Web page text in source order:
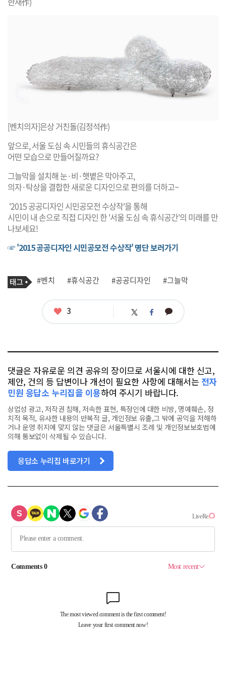
[벤치의자]은상 거친돌(김정석作)
앞으로, 서울 도심 속 시민들의 휴식공간은
어떤 모습으로 만들어질까요?
그늘막을 설치해 눈·비·햇볕은 막아주고,
의자·탁상을 결합한 새로운 디자인으로 편의를 더하고~
'2015 공공디자인 시민공모전 수상작'을 통해
시민이 내 손으로 직접 디자인 한 '서울 도심 속 휴식공간'의 미래를 만
나보세요!
☞ '2015 공공디자인 시민공모전 수상작' 명단 보러가기
기
사
태
그
#벤치 #휴식공간 #공공디자인 #그늘막
좋
3 트 페 카
댓글은 자유로운 의견 공유의 장이므로 서울시에 대한 신고,
제안, 건의 등 답변이나 개선이 필요한 사항에 대해서는 전자
민원 응답소 누리집을 이용하여 주시기 바랍니다.
상업성 광고, 저작권 침해, 저속한 표현, 특정인에 대한 비방, 명예훼손, 정
치적 목적, 유사한 내용의 반복적 글, 개인정보 유출,그 밖에 공익을 저해하
거나 운영 취지에 맞지 않는 댓글은 서울특별시 조례 및 개인정보보호법에
의해 통보없이 삭제될 수 있습니다.
응답소 누리집 바로가기